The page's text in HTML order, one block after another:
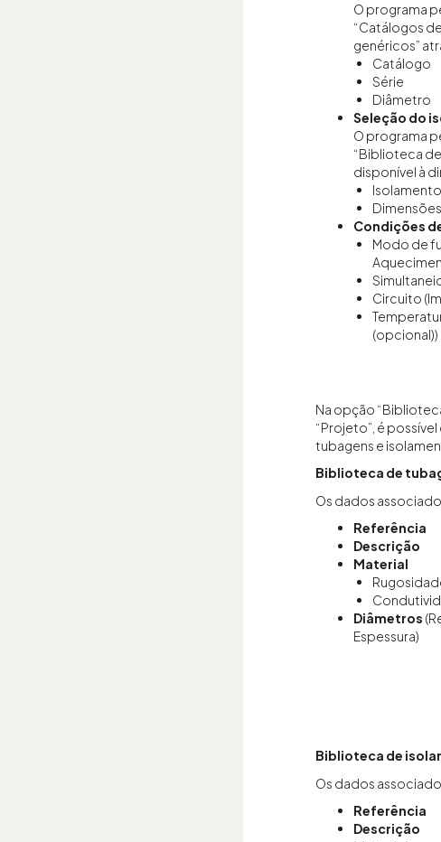
O programa
“Catálogos
genéricos”
Catálogo
Série
Diâmetro
Seleção do
O programa
“Biblioteca
disponível à
Isolamento
Dimensões
Condições
Modo de
Circuito
(opcional))
Na opção
“Projeto”, é
tubagens e
Biblioteca de
Os dados
Referência
Descrição
Material
Diâmetros
Espessura)
Biblioteca de
Os dados
Referência
Descrição